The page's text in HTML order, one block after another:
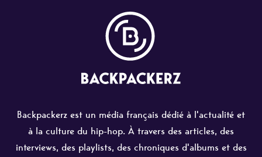
Backpackerz est un média français dédié à l'actualité et
à la culture du hip-hop. À travers des articles, des
interviews, des playlists, des chroniques d'albums et des